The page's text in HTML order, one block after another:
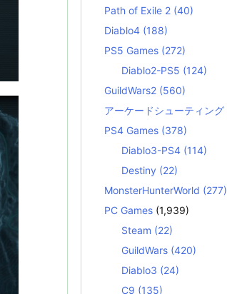
Path of Exile 2 (40)
Diablo4 (188)
PS5 Games (272)
Diablo2-PS5 (124)
GuildWars2 (560)
アーケードシューティング
PS4 Games (378)
Diablo3-PS4 (114)
Destiny (22)
MonsterHunterWorld (277)
PC Games (1,939)
Steam (22)
GuildWars (420)
Diablo3 (24)
C9 (135)